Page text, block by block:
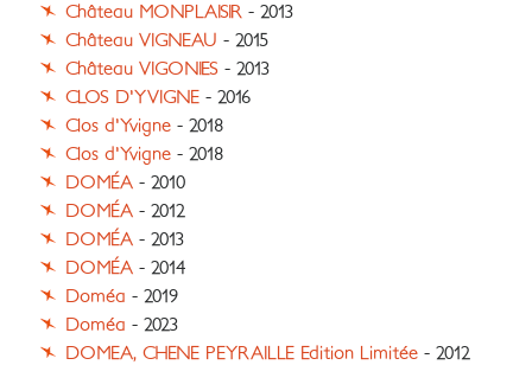
Château MONPLAISIR - 2013
Château VIGNEAU - 2015
Château VIGONIES - 2013
CLOS D'YVIGNE - 2016
Clos d'Yvigne - 2018
Clos d'Yvigne - 2018
DOMÉA - 2010
DOMÉA - 2012
DOMÉA - 2013
DOMÉA - 2014
Doméa - 2019
Doméa - 2023
DOMEA, CHENE PEYRAILLE Edition Limitée - 2012